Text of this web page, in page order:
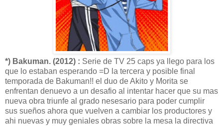
*) Bakuman. (2012) : Serie de TV 25 caps ya llego para los
que lo estaban esperando =D la tercera y posible final
temporada de Bakuman!! el duo de Akito y Morita se
enfrentan denuevo a un desafio al intentar hacer que su mas
nueva obra triunfe al grado nesesario para poder cumplir
sus sueños ahora que vuelven a cambiar los productores y
ahi nuevas y muy geniales obras sobre la mesa la directiva